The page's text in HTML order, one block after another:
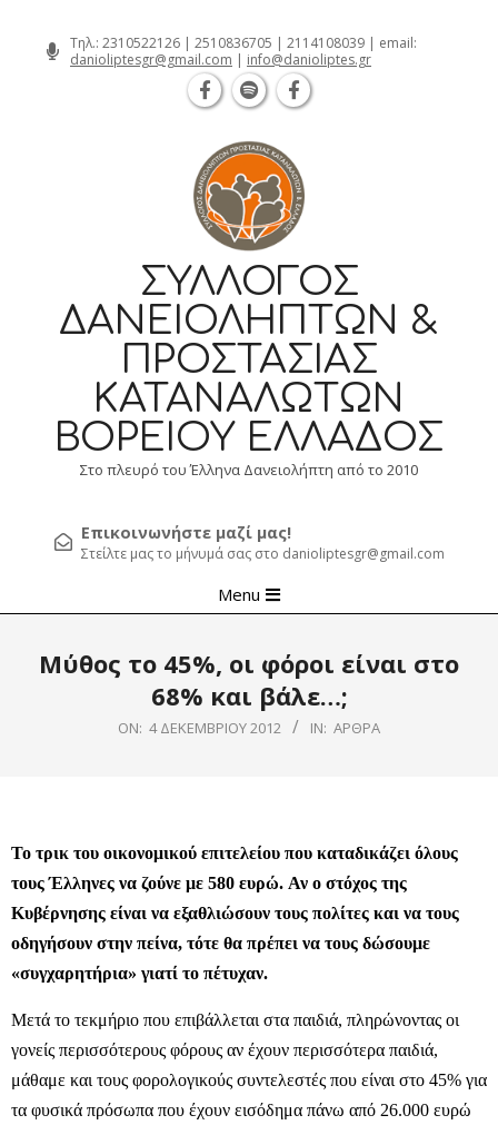
Τηλ.: 2310522126 | 2510836705 | 2114108039 | email:
danioliptesgr@gmail.com | info@danioliptes.gr
ΣΎΛΛΟΓΟΣ
ΔΑΝΕΙΟΛΗΠΤΏΝ &
ΠΡΟΣΤΑΣΊΑΣ
ΚΑΤΑΝΑΛΩΤΏΝ
ΒΟΡΕΊΟΥ ΕΛΛΆΔΟΣ
Στο πλευρό του Έλληνα Δανειολήπτη από το 2010
Επικοινωνήστε μαζί μας!
Στείλτε μας το μήνυμά σας στο danioliptesgr@gmail.com
Navigation
Menu
Μύθος το 45%, οι φόροι είναι στο
68% και βάλε…;
ON: 4 ΔΕΚΕΜΒΡΊΟΥ 2012 IN: ΆΡΘΡΑ
Το τρικ του οικονομικού επιτελείου που καταδικάζει όλους
τους Έλληνες να ζούνε με 580 ευρώ. Αν ο στόχος της
Κυβέρνησης είναι να εξαθλιώσουν τους πολίτες και να τους
οδηγήσουν στην πείνα, τότε θα πρέπει να τους δώσουμε
«συγχαρητήρια» γιατί το πέτυχαν.
Μετά το τεκμήριο που επιβάλλεται στα παιδιά, πληρώνοντας οι
γονείς περισσότερους φόρους αν έχουν περισσότερα παιδιά,
μάθαμε και τους φορολογικούς συντελεστές που είναι στο 45% για
τα φυσικά πρόσωπα που έχουν εισόδημα πάνω από 26.000 ευρώ